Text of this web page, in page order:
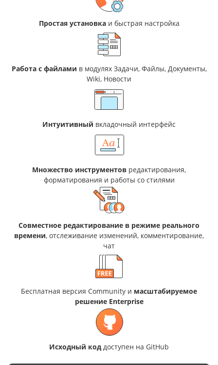
Простая установкаи быстрая настройка
Работа с файлами в модулях Задачи, Файлы, Документы,
Wiki, Новости
Интуитивный вкладочный интерфейс
Множество инструментов редактирования,
форматирования и работы со стилями
Совместное редактирование в режиме реального
времени, отслеживание изменений, комментирование,
чат
Бесплатная версия Community и масштабируемое
решение Enterprise
Исходный код доступен на GitHub